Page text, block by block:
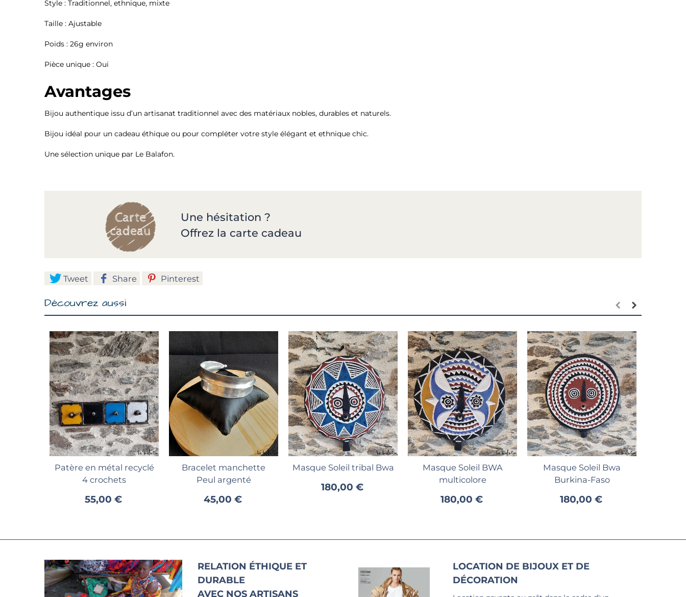
Style : Traditionnel, ethnique, mixte
Taille : Ajustable
Poids : 26g environ
Pièce unique : Oui
Avantages
Bijou authentique issu d’un artisanat traditionnel avec des matériaux nobles, durables et naturels.
Bijou idéal pour un cadeau éthique ou pour compléter votre style élégant et ethnique chic.
Une sélection unique par Le Balafon.
Une hésitation ?
Offrez la carte cadeau
Tweet Share Pinterest
Découvrez aussi
Ajouter au panier
Patère en métal recyclé
4 crochets
55,00 €
Ajouter au panier
Bracelet manchette
Peul argenté
45,00 €
Ajouter au panier
Masque Soleil tribal Bwa
180,00 €
Ajouter au panier
Masque Soleil BWA
multicolore
180,00 €
Ajouter au panier
Masque Soleil Bwa
Burkina-Faso
180,00 €
RELATION ÉTHIQUE ET
DURABLE
AVEC NOS ARTISANS
LOCATION DE BIJOUX ET DE
DÉCORATION